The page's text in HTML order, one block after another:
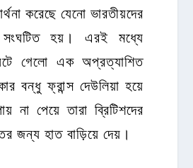
করেছে যেনো ভারতীয়দের
হয়। এরই মধ্যে
গেলো এক অপ্রত্যাশিত
বন্ধু ফ্রান্স দেউলিয়া হয়ে
না পেয়ে তারা ব্রিটিশদের
জন্য হাত বাড়িয়ে দেয়।